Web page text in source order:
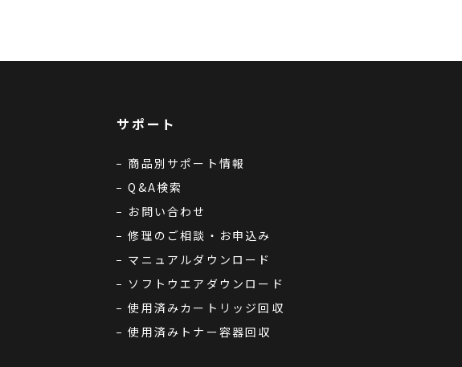
サポート
商品別サポート情報
Q&A検索
お問い合わせ
修理のご相談・お申込み
マニュアルダウンロード
ソフトウエアダウンロード
使用済みカートリッジ回収
使用済みトナー容器回収